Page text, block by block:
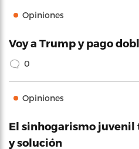
Opiniones
Voy a Trump y pago
0
Opiniones
El sinhogarismo
y solución